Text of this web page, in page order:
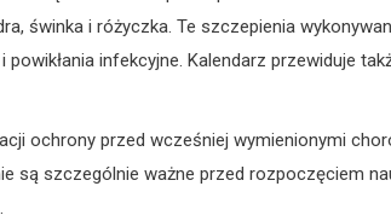
świnka i różyczka. Te szczepienia
infekcyjne. Kalendarz przewiduje
ochrony przed wcześniej wymienionymi
są szczególnie ważne przed rozpoczęciem